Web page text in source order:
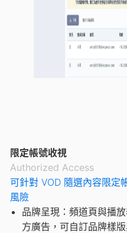
限定帳號收視
Authorized Access
可針對 VOD 隨選內容限定
風險
品牌呈現：頻道頁與播
方廣告，可自訂品牌樣